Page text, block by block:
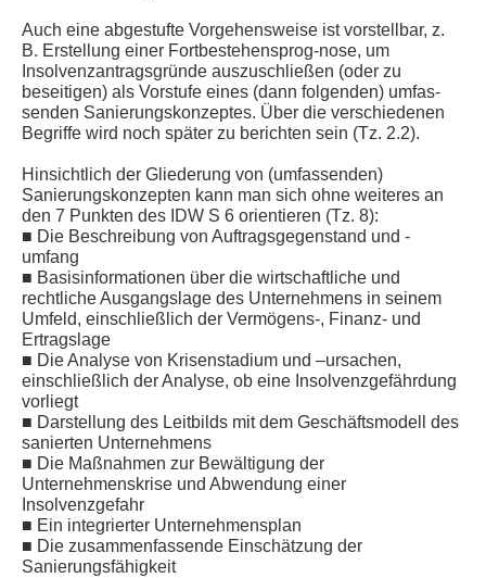
Auch eine abgestufte Vorgehensweise ist vorstellbar, z.
B. Erstellung einer Fortbestehensprog-nose, um
Insolvenzantragsgründe auszuschließen (oder zu
beseitigen) als Vorstufe eines (dann folgenden) umfas-
senden Sanierungskonzeptes. Über die verschiedenen
Begriffe wird noch später zu berichten sein (Tz. 2.2).
Hinsichtlich der Gliederung von (umfassenden)
Sanierungskonzepten kann man sich ohne weiteres an
den 7 Punkten des IDW S 6 orientieren (Tz. 8):
■ Die Beschreibung von Auftragsgegenstand und -
umfang
■ Basisinformationen über die wirtschaftliche und
rechtliche Ausgangslage des Unternehmens in seinem
Umfeld, einschließlich der Vermögens-, Finanz- und
Ertragslage
■ Die Analyse von Krisenstadium und –ursachen,
einschließlich der Analyse, ob eine Insolvenzgefährdung
vorliegt
■ Darstellung des Leitbilds mit dem Geschäftsmodell des
sanierten Unternehmens
■ Die Maßnahmen zur Bewältigung der
Unternehmenskrise und Abwendung einer
Insolvenzgefahr
■ Ein integrierter Unternehmensplan
■ Die zusammenfassende Einschätzung der
Sanierungsfähigkeit